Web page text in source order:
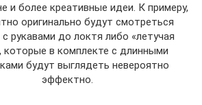
и более креативные идеи. К примеру,
оригинально будут смотреться
рукавами до локтя либо «летучая
в комплекте с длинными
будут выглядеть невероятно
эффектно.